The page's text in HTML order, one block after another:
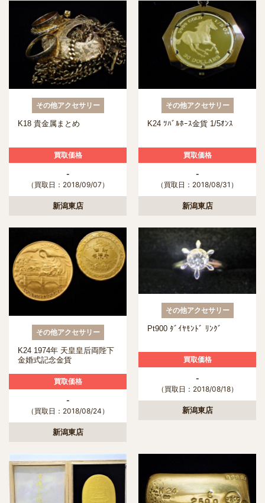
その他アクセサリー
K18 貴金属まとめ
買取価格
-
（買取日：2018/09/07）
新潟東店
その他アクセサリー
K24 ﾂﾊﾞﾙﾎｰｽ金貨 1/5ｵﾝｽ
買取価格
-
（買取日：2018/08/31）
新潟東店
その他アクセサリー
K24 1974年 天皇皇后両陛下
金婚式記念金貨
買取価格
-
（買取日：2018/08/24）
新潟東店
その他アクセサリー
Pt900 ﾀﾞｲﾔﾓﾝﾄﾞ ﾘﾝｸﾞ
買取価格
-
（買取日：2018/08/18）
新潟東店